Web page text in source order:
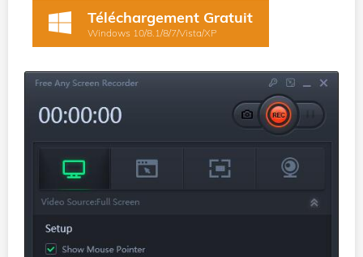
Téléchargement Gratuit
Windows 10/8.1/8/7/Vista/XP